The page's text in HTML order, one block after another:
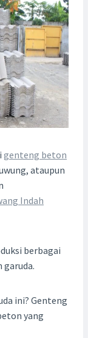
genteng beton
ataupun
Indah
berbagai
ini? Genteng
yang